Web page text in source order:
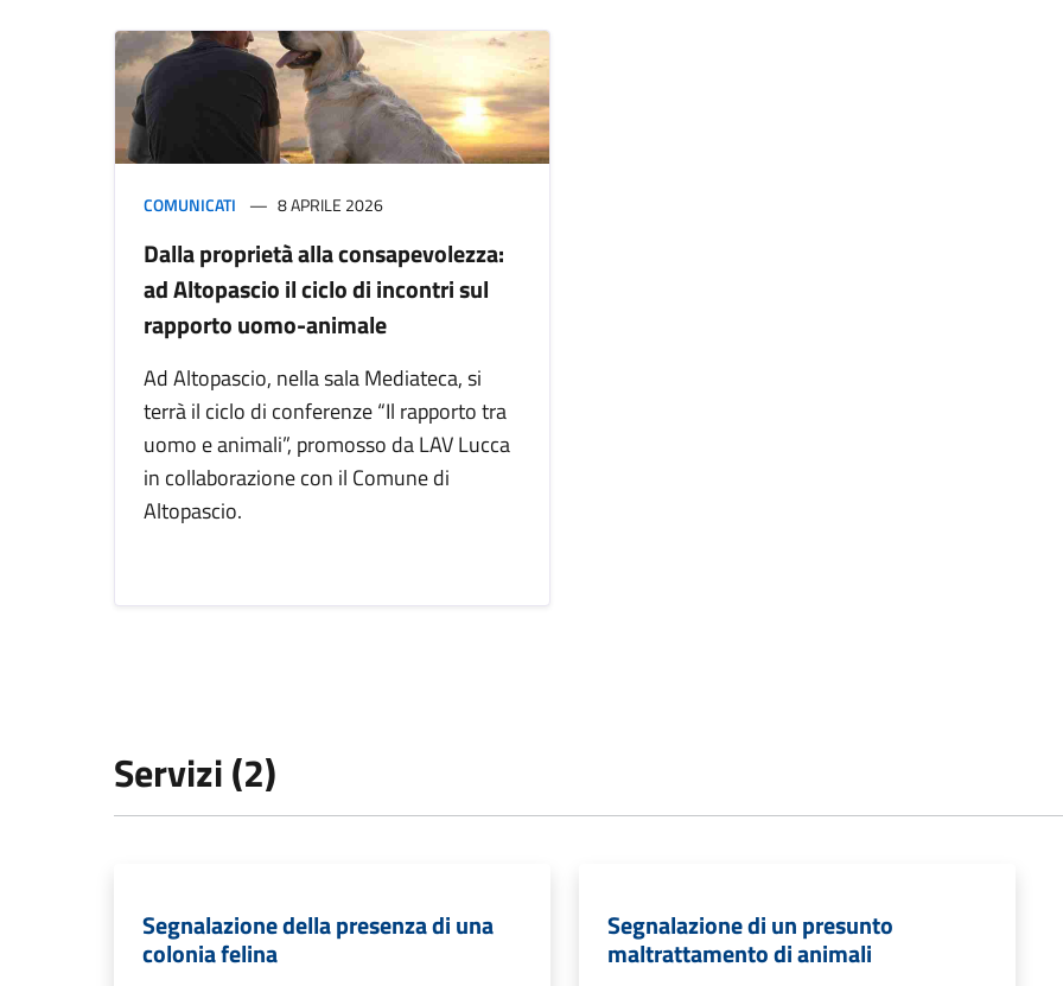
COMUNICATI 8 APRILE 2026
Dalla proprietà alla consapevolezza:
ad Altopascio il ciclo di incontri sul
rapporto uomo-animale
Ad Altopascio, nella sala Mediateca, si
terrà il ciclo di conferenze “Il rapporto tra
uomo e animali”, promosso da LAV Lucca
in collaborazione con il Comune di
Altopascio.
Servizi (2)
Segnalazione della presenza di una
colonia felina
Segnalazione di un presunto
maltrattamento di animali